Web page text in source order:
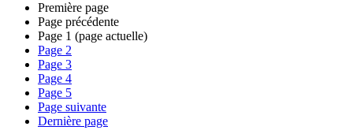
Première page
Page précédente
Page 1 (page actuelle)
Page 2
Page 3
Page 4
Page 5
Page suivante
Dernière page